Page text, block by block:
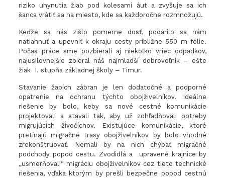
riziko uhynutia žiab pod kolesami áut a zvyšuje sa ich
šanca vrátiť sa na miesto, kde sa každoročne rozmnožujú.
Keďže sa nás zišlo pomerne dosť, podarilo sa nám
natiahnuť a upevniť k okraju cesty približne 550 m fólie.
Počas práce sme pozbierali aj niekoľko vriec odpadkov,
najusilovnejšie zbieral náš najmladší dobrovoľník – ešte
žiak I. stupňa základnej školy – Timur.
Stavanie žabích zábran je len dodatočné a podporné
opatrenie na ochranu týchto obojživelníkov. Ideálne
riešenie by bolo, keby sa nové cestné komunikácie
projektovali a stavali tak, aby už zohľadňovali potreby
migrujúcich živočíchov. Existujúce komunikácie, ktoré
pretínajú migračné trasy obojživelníkov by bolo vhodné
zrekonštruovať. Nemali by na nich chýbať migračné
podchody popod cestu. Zvodidlá a upravené krajnice by
„usmerňovali“ migráciu obojživelníkov cez tieto technické
riešenia, vďaka ktorým by prešli bezpečne popod cestnú